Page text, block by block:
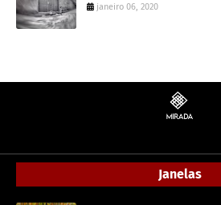
janeiro 06, 2020
Janelas